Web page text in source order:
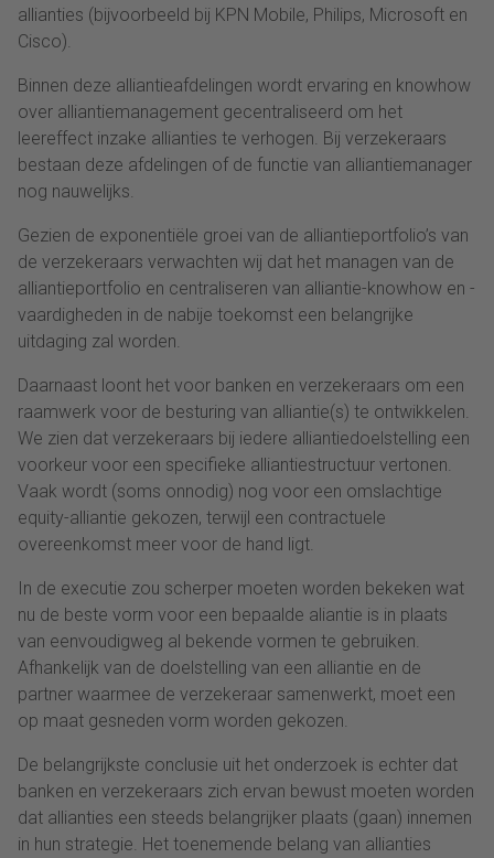
allianties (bijvoorbeeld bij KPN Mobile, Philips, Microsoft en
Cisco).
Binnen deze alliantieafdelingen wordt ervaring en knowhow
over alliantiemanagement gecentraliseerd om het
leereffect inzake allianties te verhogen. Bij verzekeraars
bestaan deze afdelingen of de functie van alliantiemanager
nog nauwelijks.
Gezien de exponentiële groei van de alliantieportfolio’s van
de verzekeraars verwachten wij dat het managen van de
alliantieportfolio en centraliseren van alliantie-knowhow en -
vaardigheden in de nabije toekomst een belangrijke
uitdaging zal worden.
Daarnaast loont het voor banken en verzekeraars om een
raamwerk voor de besturing van alliantie(s) te ontwikkelen.
We zien dat verzekeraars bij iedere alliantiedoelstelling een
voorkeur voor een specifieke alliantiestructuur vertonen.
Vaak wordt (soms onnodig) nog voor een omslachtige
equity-alliantie gekozen, terwijl een contractuele
overeenkomst meer voor de hand ligt.
In de executie zou scherper moeten worden bekeken wat
nu de beste vorm voor een bepaalde aliantie is in plaats
van eenvoudigweg al bekende vormen te gebruiken.
Afhankelijk van de doelstelling van een alliantie en de
partner waarmee de verzekeraar samenwerkt, moet een
op maat gesneden vorm worden gekozen.
De belangrijkste conclusie uit het onderzoek is echter dat
banken en verzekeraars zich ervan bewust moeten worden
dat allianties een steeds belangrijker plaats (gaan) innemen
in hun strategie. Het toenemende belang van allianties